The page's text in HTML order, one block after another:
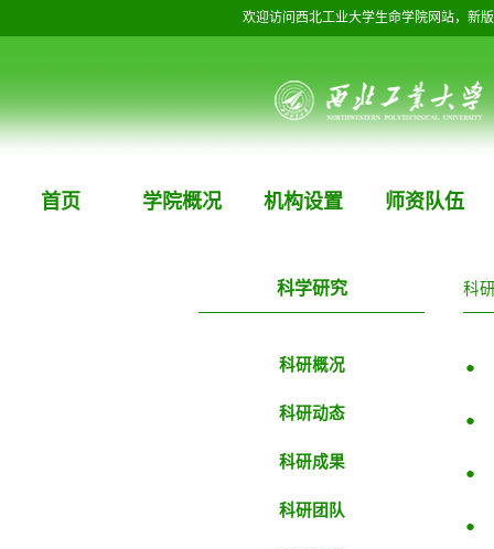
欢迎访问西北工业大学生命学院网站，新
首页 学院概况 机构设置 师资队伍
科学研究
科研概况
科研动态
科研成果
科研团队
科
●
●
●
●